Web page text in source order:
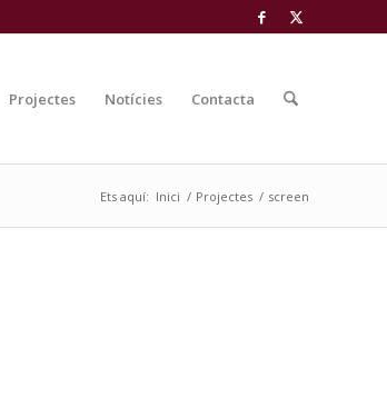
Projectes Notícies Contacta
Ets aquí: Inici / Projectes / screen